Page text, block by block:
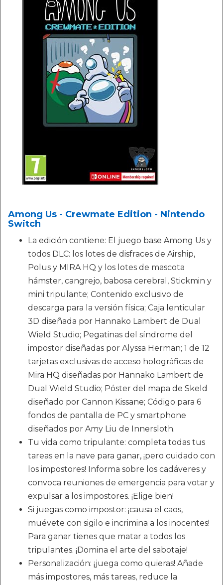
Among Us - Crewmate Edition - Nintendo
Switch
La edición contiene: El juego base Among Us y
todos DLC: los lotes de disfraces de Airship,
Polus y MIRA HQ y los lotes de mascota
hámster, cangrejo, babosa cerebral, Stickmin y
mini tripulante; Contenido exclusivo de
descarga para la versión física; Caja lenticular
3D diseñada por Hannako Lambert de Dual
Wield Studio; Pegatinas del síndrome del
impostor diseñadas por Alyssa Herman; 1 de 12
tarjetas exclusivas de acceso holográficas de
Mira HQ diseñadas por Hannako Lambert de
Dual Wield Studio; Póster del mapa de Skeld
diseñado por Cannon Kissane; Código para 6
fondos de pantalla de PC y smartphone
diseñados por Amy Liu de Innersloth.
Tu vida como tripulante: completa todas tus
tareas en la nave para ganar, ¡pero cuidado con
los impostores! Informa sobre los cadáveres y
convoca reuniones de emergencia para votar y
expulsar a los impostores. ¡Elige bien!
Si juegas como impostor: ¡causa el caos,
muévete con sigilo e incrimina a los inocentes!
Para ganar tienes que matar a todos los
tripulantes. ¡Domina el arte del sabotaje!
Personalización: ¡juega como quieras! Añade
más impostores, más tareas, reduce la